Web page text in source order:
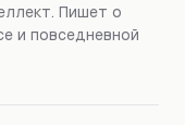
Пишет о
и повседневной